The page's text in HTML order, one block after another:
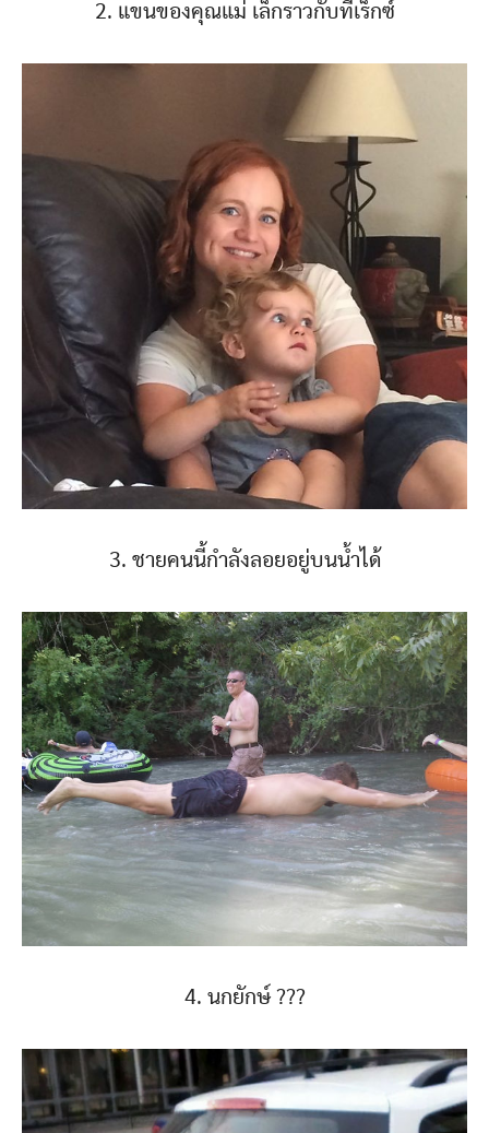
2. แขนของคุณแม่ เล็กราวกับทีเร็กซ์
3. ชายคนนี้กำลังลอยอยู่บนน้ำได้
4. นกยักษ์ ???